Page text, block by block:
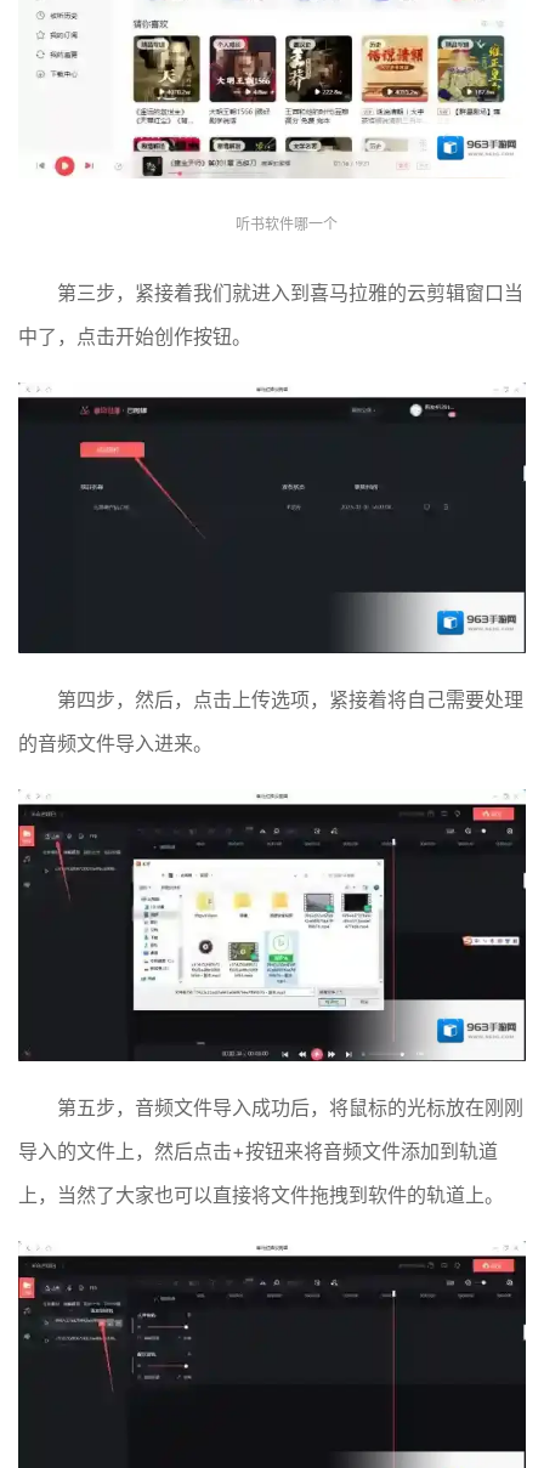
听书软件哪一个
第三步，紧接着我们就进入到喜马拉雅的云剪辑窗口当
中了，点击开始创作按钮。
第四步，然后，点击上传选项，紧接着将自己需要处理
的音频文件导入进来。
第五步，音频文件导入成功后，将鼠标的光标放在刚刚
导入的文件上，然后点击+按钮来将音频文件添加到轨道
上，当然了大家也可以直接将文件拖拽到软件的轨道上。